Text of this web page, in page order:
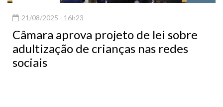
21/08/2025 - 16h23
Câmara aprova projeto de lei sobre
adultização de crianças nas redes
sociais